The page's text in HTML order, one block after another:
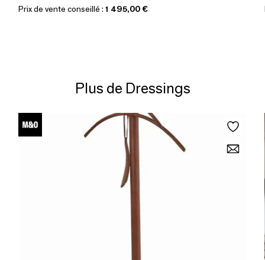
Prix de vente conseillé : 1 495,00 €
Plus de Dressings